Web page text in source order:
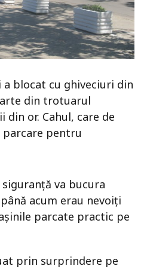
blocat cu ghiveciuri din
din trotuarul
din or. Cahul, care de
pentru
va bucura
acum erau nevoiţi
parcate practic pe
prin surprindere pe